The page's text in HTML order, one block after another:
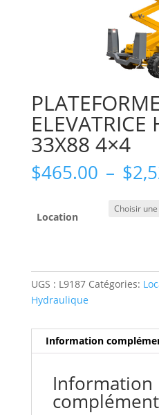
PLATEFORME
ELEVATRICE
33X88 4×4
$465.00 – $
Location
UGS : L9187 Catégories:
Hydraulique
Information
Information